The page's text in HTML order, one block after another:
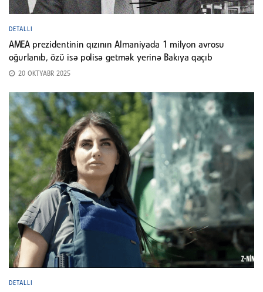
DETALLI
AMEA prezidentinin qızının Almaniyada 1 milyon avrosu
oğurlanıb, özü isə polisə getmək yerinə Bakıya qaçıb
20 OKTYABR 2025
DETALLI